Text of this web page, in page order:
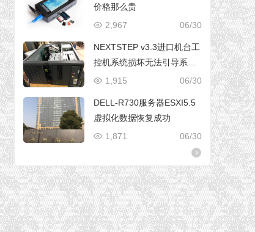
价格那么贵
06/30
2,967
NEXTSTEP v3.3进口机台工
控机系统损坏无法引导系统
修复成功
06/30
1,915
DELL-R730服务器ESXI5.5
虚拟化数据恢复成功
06/30
1,871